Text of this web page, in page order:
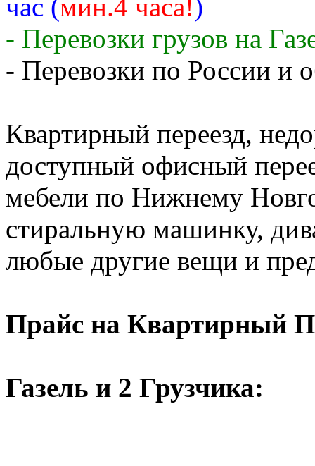
час (мин.4 часа!)
- Перевозки грузов на
- Перевозки по России и
Квартирный переезд,
доступный офисный
мебели по Нижнему
стиральную машинку,
любые другие вещи и
Прайс на Квартирный
Газель и 2 Грузчика: